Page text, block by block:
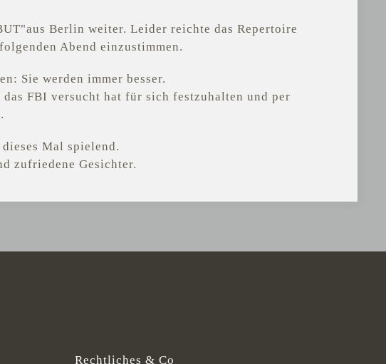
Berlin weiter. Leider reichte das Repertoire
Abend einzustimmen.
Sie werden immer besser.
FBI versucht hat für sich festzuhalten und per
Mal spielend.
zufriedene Gesichter.
Rechtliches & Co